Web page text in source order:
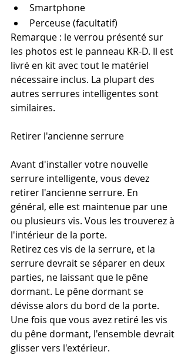
Smartphone
Perceuse (facultatif)
Remarque : le verrou présenté sur
les photos est le panneau KR-D. Il est
livré en kit avec tout le matériel
nécessaire inclus. La plupart des
autres serrures intelligentes sont
similaires.
Retirer l'ancienne serrure
Avant d'installer votre nouvelle
serrure intelligente, vous devez
retirer l'ancienne serrure. En
général, elle est maintenue par une
ou plusieurs vis. Vous les trouverez à
l'intérieur de la porte.
Retirez ces vis de la serrure, et la
serrure devrait se séparer en deux
parties, ne laissant que le pêne
dormant. Le pêne dormant se
dévisse alors du bord de la porte.
Une fois que vous avez retiré les vis
du pêne dormant, l'ensemble devrait
glisser vers l'extérieur.